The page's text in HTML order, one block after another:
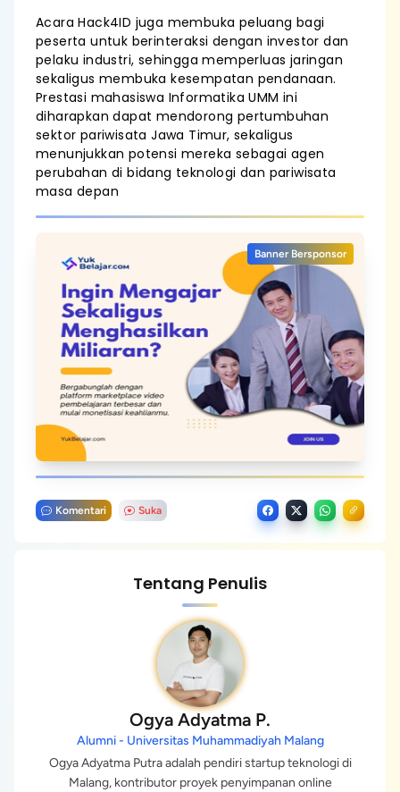
Acara Hack4ID juga membuka peluang bagi
peserta untuk berinteraksi dengan investor dan
pelaku industri, sehingga memperluas jaringan
sekaligus membuka kesempatan pendanaan.
Prestasi mahasiswa Informatika UMM ini
diharapkan dapat mendorong pertumbuhan
sektor pariwisata Jawa Timur, sekaligus
menunjukkan potensi mereka sebagai agen
perubahan di bidang teknologi dan pariwisata
masa depan
Banner Bersponsor
Komentari Suka
Tentang Penulis
Ogya Adyatma P.
Alumni - Universitas Muhammadiyah Malang
Ogya Adyatma Putra adalah pendiri startup teknologi di
Malang, kontributor proyek penyimpanan online